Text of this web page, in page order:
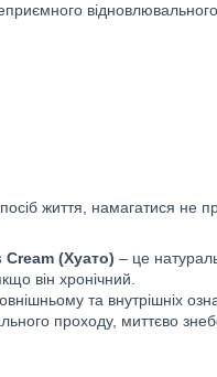
життя, намагатися не
(Хуато) – це
він хронічний.
та внутрішніх
проходу, миттєво